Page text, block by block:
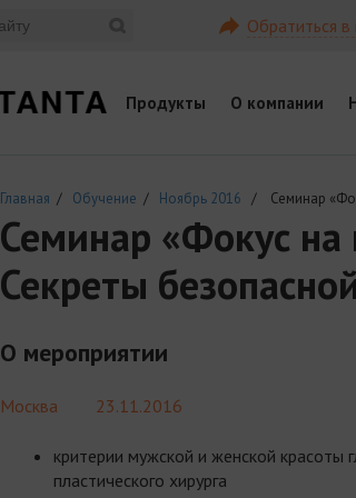
Обратиться
Продукты О компании
Главная / Обучение / Ноябрь 2016 / Семинар
Семинар «Фокус на
Секреты
О мероприятии
Москва 23.11.2016
критерии мужской и женской красоты
пластического хирурга